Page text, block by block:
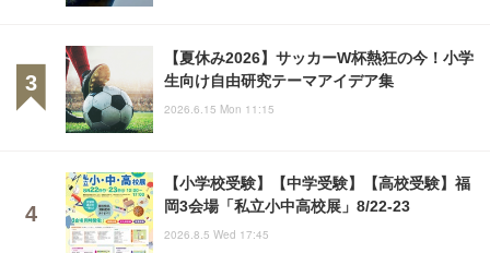
【夏休み2026】サッカーW杯熱狂の今！小学
生向け自由研究テーマアイデア集
2026.6.15 Mon 11:15
【小学校受験】【中学受験】【高校受験】福
岡3会場「私立小中高校展」8/22-23
2026.8.5 Wed 17:45